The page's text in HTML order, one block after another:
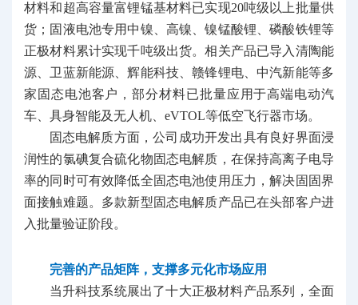
材料和超高容量富锂锰基材料已实现20吨级以上批量供
货；固液电池专用中镍、高镍、镍锰酸锂、磷酸铁锂等
正极材料累计实现千吨级出货。相关产品已导入清陶能
源、卫蓝新能源、辉能科技、赣锋锂电、中汽新能等多
家固态电池客户，部分材料已批量应用于高端电动汽
车、具身智能及无人机、eVTOL等低空飞行器市场。
固态电解质方面，公司成功开发出具有良好界面浸
润性的氯碘复合硫化物固态电解质，在保持高离子电导
率的同时可有效降低全固态电池使用压力，解决固固界
面接触难题。多款新型固态电解质产品已在头部客户进
入批量验证阶段。
完善的产品矩阵，支撑多元化市场应用
当升科技系统展出了十大正极材料产品系列，全面